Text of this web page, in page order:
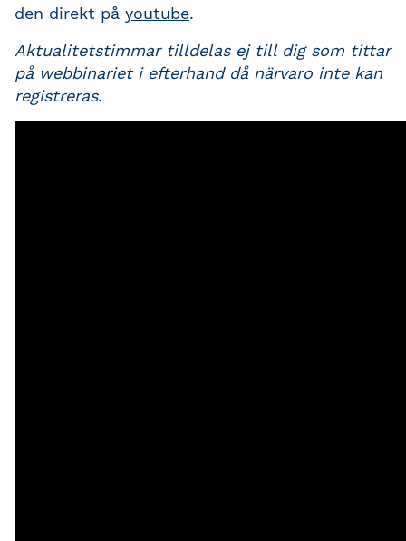
den direkt på youtube.
Aktualitetstimmar tilldelas ej till dig som tittar
på webbinariet i efterhand då närvaro inte kan
registreras.